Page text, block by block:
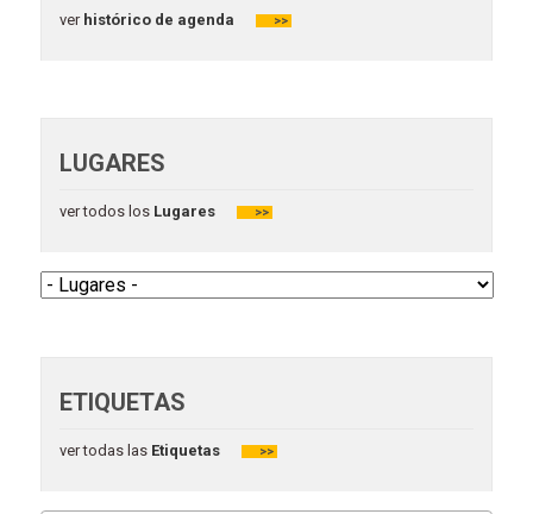
verhistórico de agenda >>
LUGARES
ver todos losLugares >>
ETIQUETAS
ver todas las Etiquetas >>